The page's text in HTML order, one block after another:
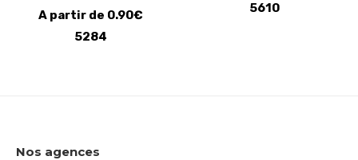
A partir de 0.90€
5284
5610
Nos agences